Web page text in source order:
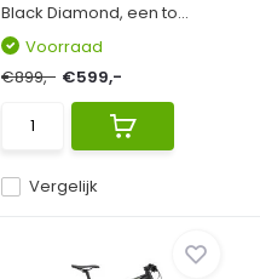
Black Diamond, een to...
Vergelijk
Voorraad
€899,- €599,-